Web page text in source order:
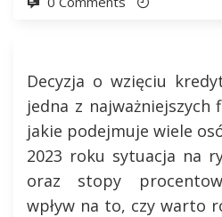
Decyzja o wzięciu
jedna z najważniejszych
jakie podejmuje wiele
2023 roku sytuacja na
oraz stopy
wpływ na to, czy warto